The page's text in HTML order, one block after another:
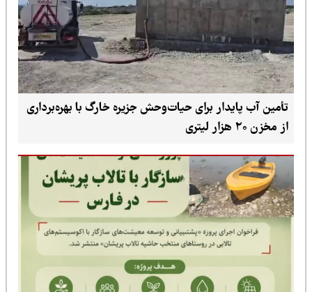
تأمین آب پایدار برای حیات‌وحش جزیره خارگ با بهره‌برداری
از مخزن ۲۰ هزار لیتری